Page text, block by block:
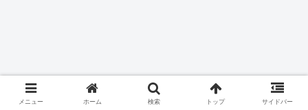
メニュー ホーム 検索 トップ サイドバー